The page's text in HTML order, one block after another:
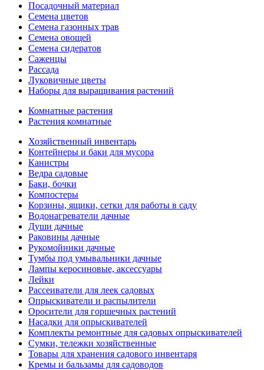
Посадочный материал
Семена цветов
Семена газонных трав
Семена овощей
Семена сидератов
Саженцы
Рассада
Луковичные цветы
Наборы для выращивания растений
Комнатные растения
Растения комнатные
Хозяйственный инвентарь
Контейнеры и баки для мусора
Канистры
Ведра садовые
Баки, бочки
Компостеры
Корзины, ящики, сетки для работы в саду
Водонагреватели дачные
Души дачные
Раковины дачные
Рукомойники дачные
Тумбы под умывальники дачные
Лампы керосиновые, аксессуары
Лейки
Рассеиватели для леек садовых
Опрыскиватели и распылители
Оросители для горшечных растений
Насадки для опрыскивателей
Комплекты ремонтные для садовых опрыскивателей
Сумки, тележки хозяйственные
Товары для хранения садового инвентаря
Кремы и бальзамы для садоводов